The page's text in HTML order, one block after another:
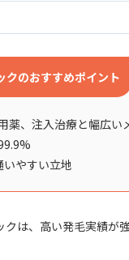
クのおすすめポイント
薬、注入治療と幅広い
やすい立地
クは、高い発毛実績が